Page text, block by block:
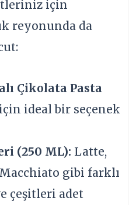
için
reyonunda da
Çikolata Pasta
ideal bir seçenek
(250 ML): Latte,
gibi farklı
çeşitleri adet